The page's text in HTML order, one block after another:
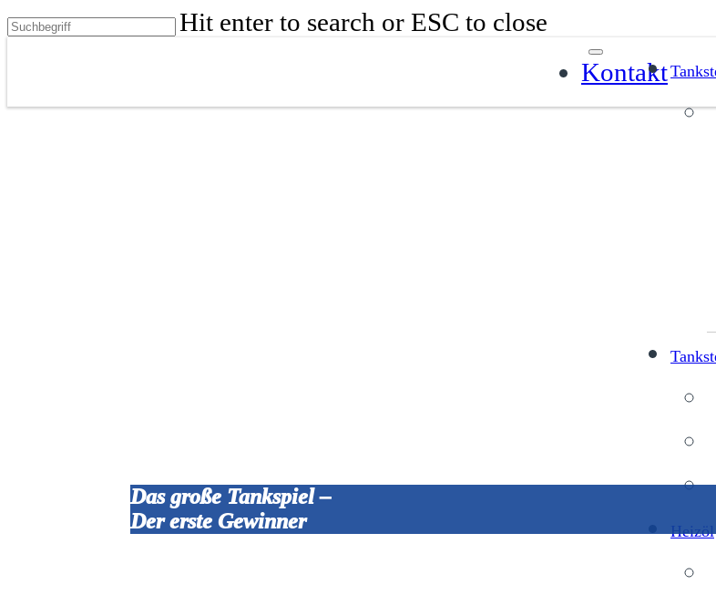
Skip
to
Hit enter to search or ESC to close
Heizöl
Kontakt
Das große Tankspiel –
Der erste Gewinner